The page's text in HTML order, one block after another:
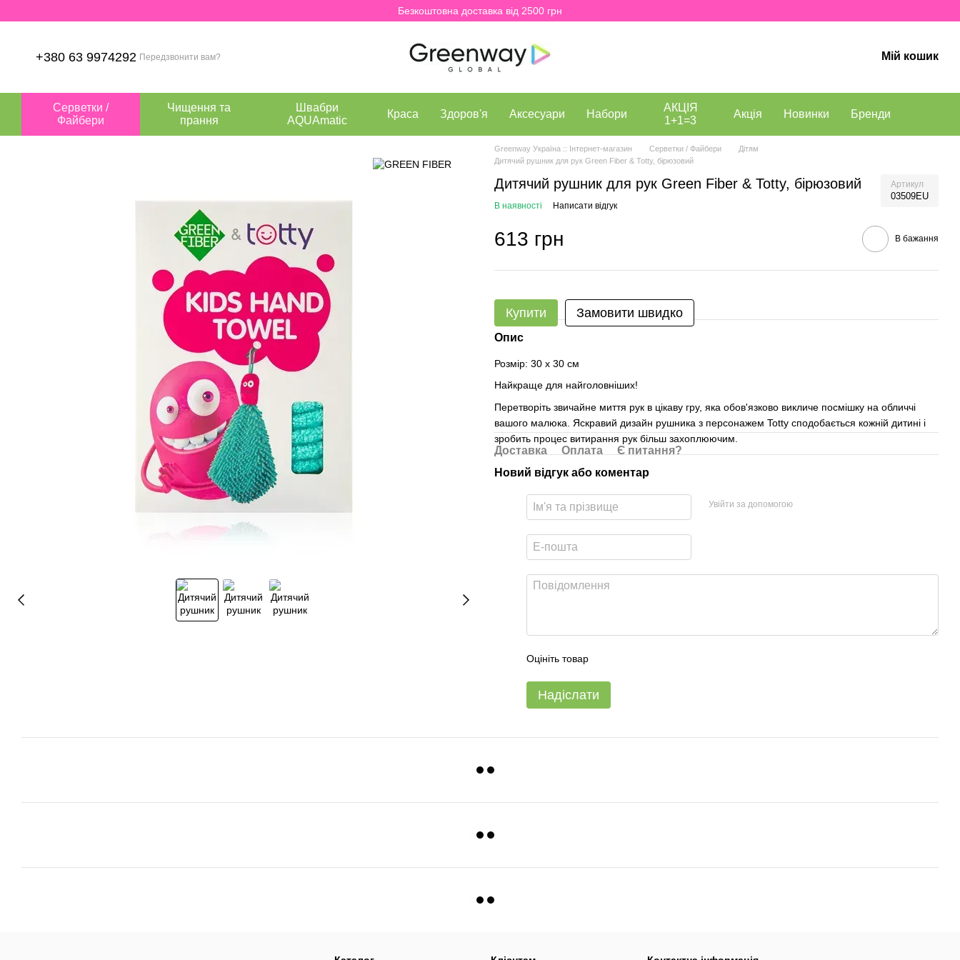
Безкоштовна доставка від 2500 грн
+380 63 9974292 Передзвонити вам? Мій кошик
Серветки /
Файбери
Чищення та
прання
Швабри
AQUAmatic
Краса Здоров'я Аксесуари Набори
АКЦІЯ
1+1=3
Акція Новинки Бренди
Greenway Україна :: Інтернет-магазин Серветки / Файбери
Дітям
Дитячий рушник для рук Green Fiber & Totty, бірюзовий
Дитячий рушник для рук Green Fiber & Totty, бірюзовий Артикул
03509EU
В наявності Написати відгук
613 грн В бажання
Купити Замовити швидко
Опис
Розмір: 30 х 30 см
Найкраще для найголовніших!
Перетворіть звичайне миття рук в цікаву гру, яка обов'язково викличе посмішку на обличчі
вашого малюка. Яскравий дизайн рушника з персонажем Totty сподобається кожній дитині і
зробить процес витирання рук більш захоплюючим.
Доставка Оплата
Є питання?
Новий відгук або коментар
Увійти за допомогою
Оцініть товар
Надіслати